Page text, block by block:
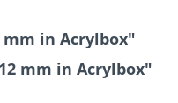
mm in Acrylbox"
mm in Acrylbox"